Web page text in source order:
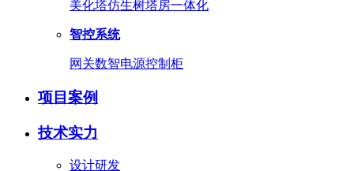
美化塔仿生树塔房一体化
智控系统
网关数智电源控制柜
项目案例
技术实力
设计研发